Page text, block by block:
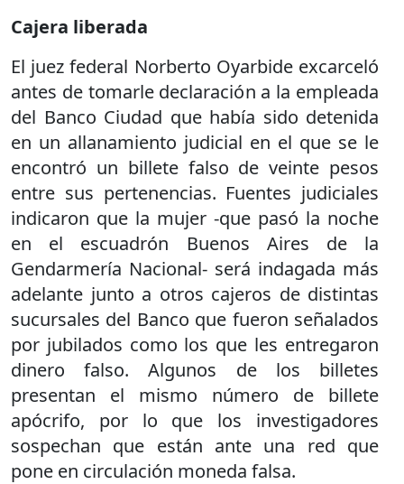
Cajera liberada
El juez federal Norberto Oyarbide excarceló
antes de tomarle declaración a la empleada
del Banco Ciudad que había sido detenida
en un allanamiento judicial en el que se le
encontró un billete falso de veinte pesos
entre sus pertenencias. Fuentes judiciales
indicaron que la mujer -que pasó la noche
en el escuadrón Buenos Aires de la
Gendarmería Nacional- será indagada más
adelante junto a otros cajeros de distintas
sucursales del Banco que fueron señalados
por jubilados como los que les entregaron
dinero falso. Algunos de los billetes
presentan el mismo número de billete
apócrifo, por lo que los investigadores
sospechan que están ante una red que
pone en circulación moneda falsa.